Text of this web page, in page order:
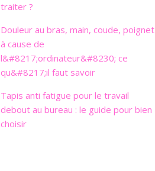
traiter ?
Douleur au bras, main, coude, poignet
à cause de
l&#8217;ordinateur&#8230; ce
qu&#8217;il faut savoir
Tapis anti fatigue pour le travail
debout au bureau : le guide pour bien
choisir